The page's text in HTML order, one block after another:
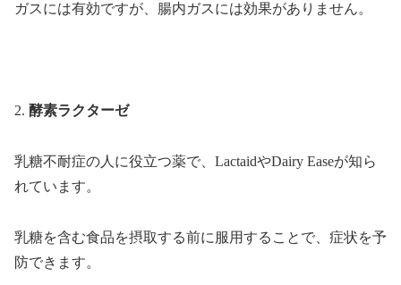
ガスには有効ですが、腸内ガスには効果がありません。
2. 酵素ラクターゼ
乳糖不耐症の人に役立つ薬で、LactaidやDairy Easeが知ら
れています。
乳糖を含む食品を摂取する前に服用することで、症状を予
防できます。